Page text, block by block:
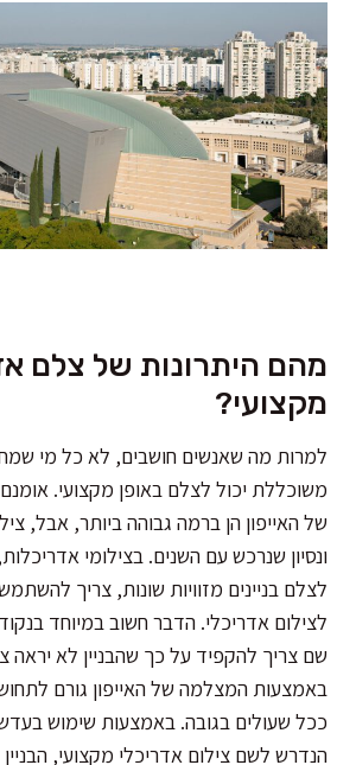
מהם היתרונות של צלם
מקצועי?
למרות מה שאנשים חושבים, לא כל מי
משוכללת יכול לצלם באופן מקצועי. אומנם
של האייפון הן ברמה גבוהה ביותר, אבל,
ונסיון שנרכש עם השנים. בצילומי
לצלם בניינים מזוויות שונות, צריך
לצילום אדריכלי. הדבר חשוב במיוחד
שם צריך להקפיד על כך שהבניין לא יראה
באמצעות המצלמה של האייפון גורם
ככל שעולים בגובה. באמצעות שימוש
הנדרש לשם צילום אדריכלי מקצועי,